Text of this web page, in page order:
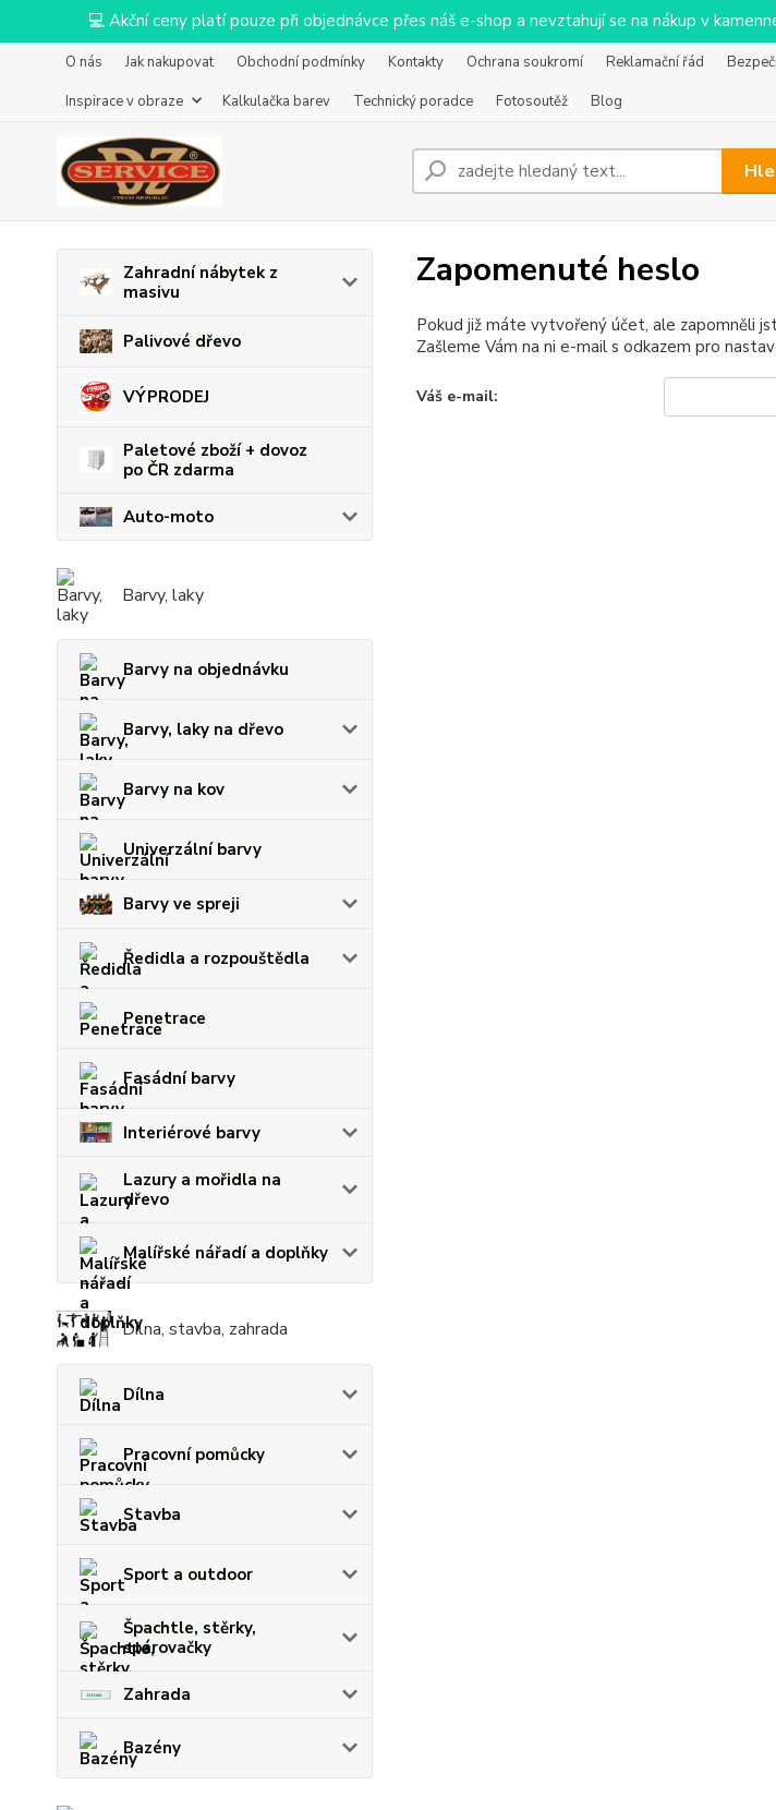
💻 Akční ceny platí pouze při objednávce přes náš e-shop a nevztahují se na nákup v
O nás Jak nakupovat Obchodní podmínky Kontakty Ochrana soukromí Reklamační řád
Inspirace v obraze
Kalkulačka barev Technický poradce Fotosoutěž Blog
Zahradní nábytek z
masivu
Palivové dřevo
VÝPRODEJ
Paletové zboží + dovoz
po ČR zdarma
Auto-moto
Barvy, laky
Barvy na objednávku
Barvy, laky na dřevo
Barvy na kov
Univerzální barvy
Barvy ve spreji
Ředidla a rozpouštědla
Penetrace
Fasádní barvy
Interiérové barvy
Lazury a mořidla na
dřevo
Malířské nářadí a doplňky
Dílna, stavba, zahrada
Dílna
Pracovní pomůcky
Stavba
Sport a outdoor
Špachtle, stěrky,
spárovačky
Zahrada
Bazény
Zapomenuté heslo
Pokud již máte vytvořený účet, ale zapomněli
Zašleme Vám na ni e-mail s odkazem pro
Váš e-mail: